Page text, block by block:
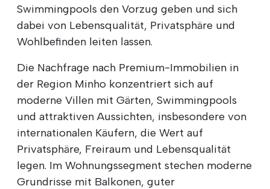
Swimmingpools den Vorzug geben und sich
dabei von Lebensqualität, Privatsphäre und
Wohlbefinden leiten lassen.
Die Nachfrage nach Premium-Immobilien in
der Region Minho konzentriert sich auf
moderne Villen mit Gärten, Swimmingpools
und attraktiven Aussichten, insbesondere von
internationalen Käufern, die Wert auf
Privatsphäre, Freiraum und Lebensqualität
legen. Im Wohnungssegment stechen moderne
Grundrisse mit Balkonen, guter